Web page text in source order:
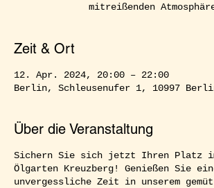
mitreißenden
Zeit & Ort
12. Apr. 2024, 20:00 – 22:00
Berlin, Schleusenufer 1, 10997
Über die Veranstaltung
Sichern Sie sich jetzt Ihren Platz im
Ölgarten Kreuzberg! Genießen Sie
unvergessliche Zeit in unserem